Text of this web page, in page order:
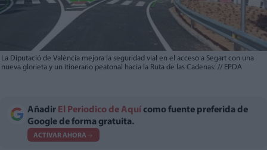
La Diputació de València mejora la seguridad vial en el acceso a Segart con una
nueva glorieta y un itinerario peatonal hacia la Ruta de las Cadenas: // EPDA
Añadir El Periodico de Aquí como fuente preferida de
Google de forma gratuita.
ACTIVAR AHORA